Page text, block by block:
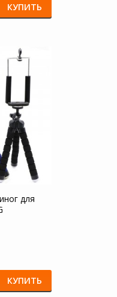
КУПИТЬ
для
КУПИТЬ